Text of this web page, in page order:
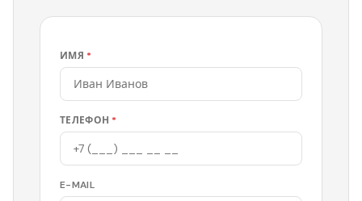
ИМЯ *
ТЕЛЕФОН *
E-MAIL